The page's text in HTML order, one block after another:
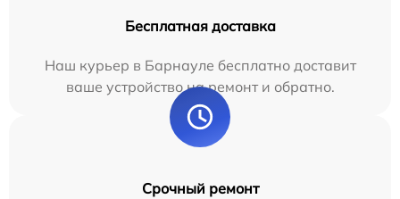
Бесплатная доставка
Наш курьер в Барнауле бесплатно доставит
ваше устройство на ремонт и обратно.
Срочный ремонт